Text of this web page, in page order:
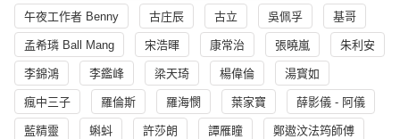
午夜工作者 Benny 古庄辰 古立 吳佩孚 基哥
孟希璘 Ball Mang 宋浩暉 康常治 張曉嵐 朱利安
李錦鴻 李鑑峰 梁天琦 楊偉倫 湯寳如
瘋中三子 羅倫斯 羅海憫 葉家寶 薛影儀 - 阿儀
藍精靈 蝌蚪 許莎朗 譚雁瞳 鄭遨汶法筠師傅